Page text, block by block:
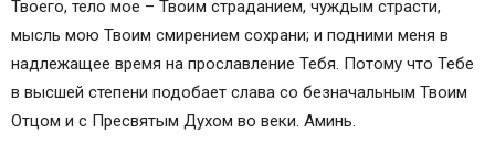
Твоего, тело мое – Твоим страданием, чуждым страсти,
мысль мою Твоим смирением сохрани; и подними меня в
надлежащее время на прославление Тебя. Потому что Тебе
в высшей степени подобает слава со безначальным Твоим
Отцом и с Пресвятым Духом во веки. Аминь.